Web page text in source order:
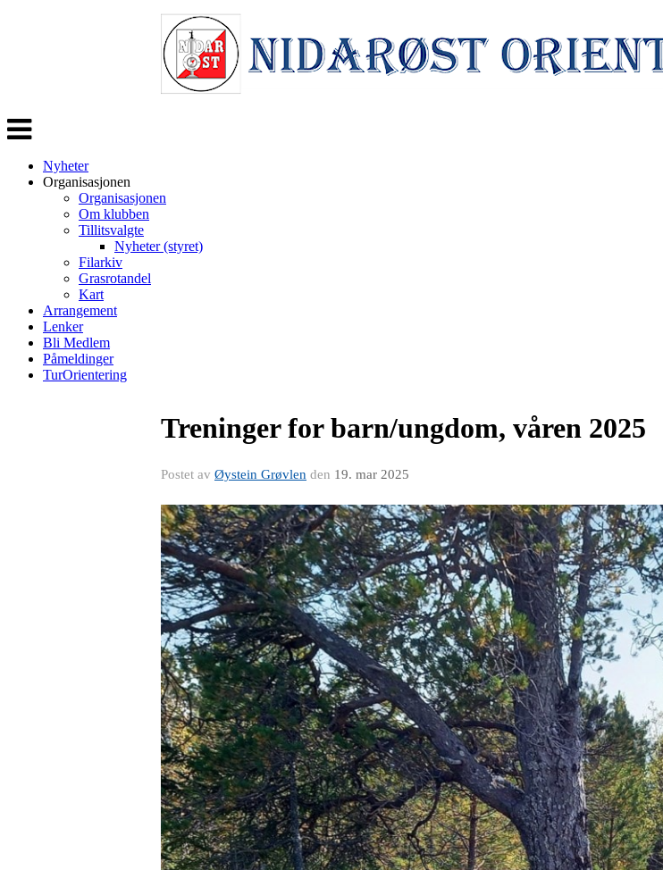
Veksle
navigasjon
Nyheter
Organisasjonen
Organisasjonen
Om klubben
Tillitsvalgte
Nyheter (styret)
Filarkiv
Grasrotandel
Kart
Arrangement
Lenker
Bli Medlem
Påmeldinger
TurOrientering
Treninger for barn/ungdom, våren 2025
Postet av Øystein Grøvlen den 19. mar 2025